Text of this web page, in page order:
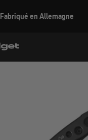
Fabriqué en Allemagne